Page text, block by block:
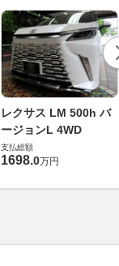
レクサス LM 500h バ
ージョンL 4WD
支払総額
1698.0万円